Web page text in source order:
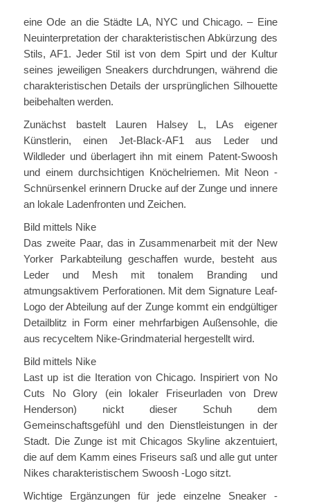
eine Ode an die Städte LA, NYC und Chicago. – Eine
Neuinterpretation der charakteristischen Abkürzung des
Stils, AF1. Jeder Stil ist von dem Spirt und der Kultur
seines jeweiligen Sneakers durchdrungen, während die
charakteristischen Details der ursprünglichen Silhouette
beibehalten werden.
Zunächst bastelt Lauren Halsey L, LAs eigener
Künstlerin, einen Jet-Black-AF1 aus Leder und
Wildleder und überlagert ihn mit einem Patent-Swoosh
und einem durchsichtigen Knöchelriemen. Mit Neon -
Schnürsenkel erinnern Drucke auf der Zunge und innere
an lokale Ladenfronten und Zeichen.
Bild mittels Nike
Das zweite Paar, das in Zusammenarbeit mit der New
Yorker Parkabteilung geschaffen wurde, besteht aus
Leder und Mesh mit tonalem Branding und
atmungsaktivem Perforationen. Mit dem Signature Leaf-
Logo der Abteilung auf der Zunge kommt ein endgültiger
Detailblitz in Form einer mehrfarbigen Außensohle, die
aus recyceltem Nike-Grindmaterial hergestellt wird.
Bild mittels Nike
Last up ist die Iteration von Chicago. Inspiriert von No
Cuts No Glory (ein lokaler Friseurladen von Drew
Henderson) nickt dieser Schuh dem
Gemeinschaftsgefühl und den Dienstleistungen in der
Stadt. Die Zunge ist mit Chicagos Skyline akzentuiert,
die auf dem Kamm eines Friseurs saß und alle gut unter
Nikes charakteristischem Swoosh -Logo sitzt.
Wichtige Ergänzungen für jede einzelne Sneaker -